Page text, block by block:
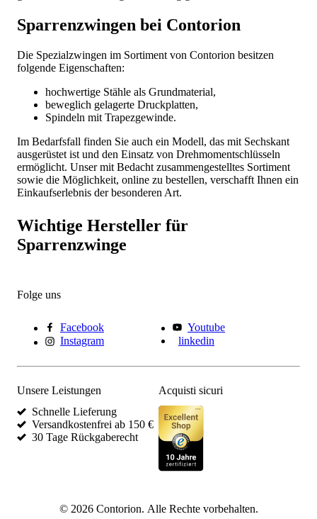
Sparrenzwingen bei Contorion
Die Spezialzwingen im Sortiment von Contorion besitzen
folgende Eigenschaften:
hochwertige Stähle als Grundmaterial,
beweglich gelagerte Druckplatten,
Spindeln mit Trapezgewinde.
Im Bedarfsfall finden Sie auch ein Modell, das mit Sechskant
ausgerüstet ist und den Einsatz von Drehmomentschlüsseln
ermöglicht. Unser mit Bedacht zusammengestelltes Sortiment
sowie die Möglichkeit, online zu bestellen, verschafft Ihnen ein
Einkaufserlebnis der besonderen Art.
Wichtige Hersteller für
Sparrenzwinge
Folge uns
Facebook
Youtube
Instagram
linkedin
Unsere Leistungen
Schnelle Lieferung
Versandkostenfrei ab 150 €
30 Tage Rückgaberecht
Acquisti sicuri
© 2026Contorion. Alle Rechte vorbehalten.